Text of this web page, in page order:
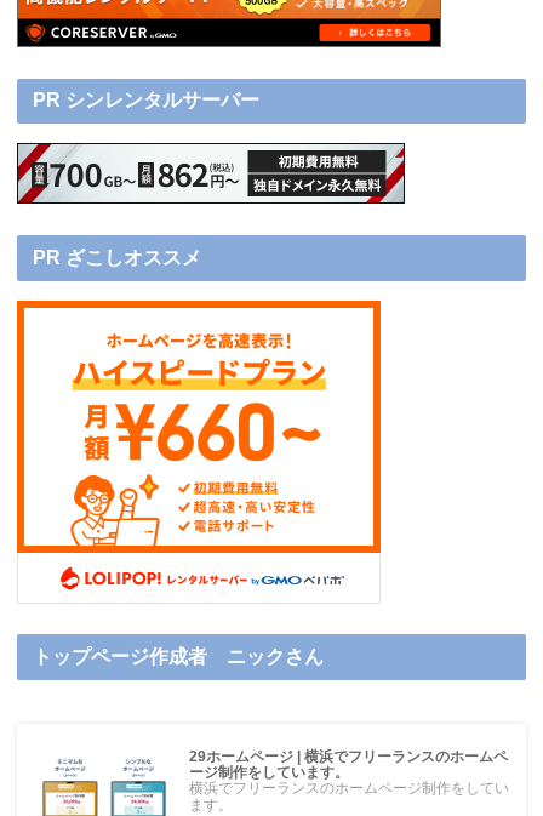
PR シンレンタルサーバー
PR ざこしオススメ
トップページ作成者 ニックさん
29ホームページ | 横浜でフリーランスのホームペ
ージ制作をしています。
横浜でフリーランスのホームページ制作をしてい
ます。